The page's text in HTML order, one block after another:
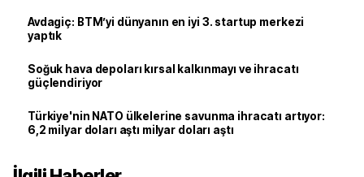
Avdagiç: BTM’yi dünyanın en iyi 3. startup merkezi
yaptık
Soğuk hava depoları kırsal kalkınmayı ve ihracatı
güçlendiriyor
Türkiye'nin NATO ülkelerine savunma ihracatı artıyor:
6,2 milyar doları aştı milyar doları aştı